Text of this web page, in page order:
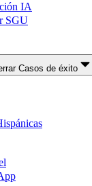
IA
SGU
Casos de éxito